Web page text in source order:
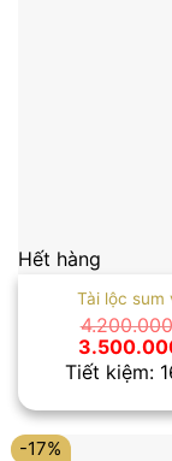
Hết hàng
Tài lộc sum
Giá
gốc
là:
Tiết kiệm:
-17%